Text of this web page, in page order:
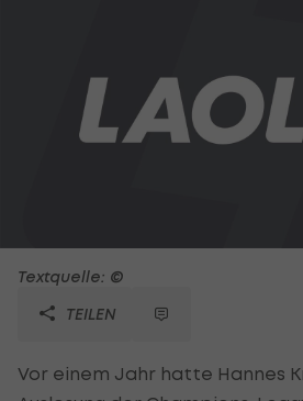
Textquelle: ©
TEILEN
Vor einem Jahr hatte Hannes